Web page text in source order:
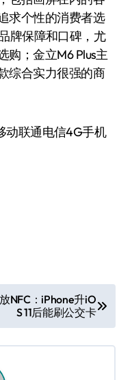
求个性的消费者选
牌保障和口碑，尤
购；金立M6 Plus主
综合实力很强的商
动联通电信4G手机
NFC：iPhone升iO
S 11后能刷公交卡